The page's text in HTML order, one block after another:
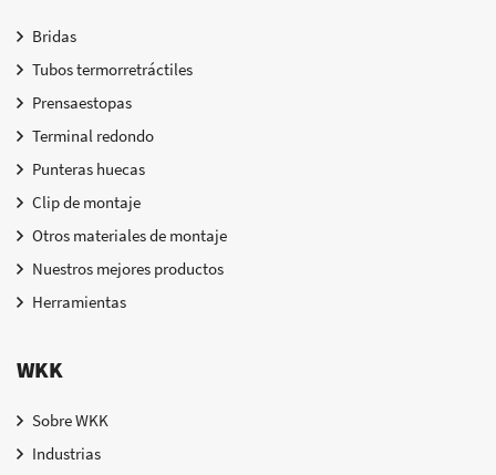
Bridas
Tubos termorretráctiles
Prensaestopas
Terminal redondo
Punteras huecas
Clip de montaje
Otros materiales de montaje
Nuestros mejores productos
Herramientas
WKK
Sobre WKK
Industrias